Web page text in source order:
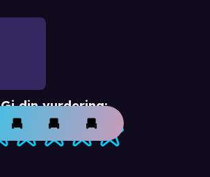
Gi din vurdering: